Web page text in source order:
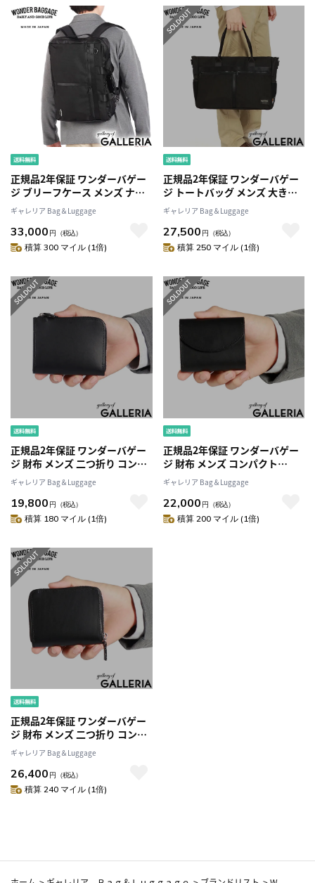
正規品2年保証 ワンダーバゲー
ジ ブリーフケース メンズ ナイ
ロン WONDER BAGGAGE ビジ
ネスバッグ 2WAY リュック ブラ
ンド 防水 大容量 軽量 出張 通勤
A4 B4 日本製 ACTIVATE 3WAY
ギャレリア Bag＆Luggage
33,000 円 （税込）
積算 300 マイル (1倍)
正規品2年保証 ワンダーバゲー
ジ トートバッグ メンズ 大きめ
A4 B4 ファスナー付き
WONDER BAGGAGE ビジネス
バッグ カジュアル ブランド 軽
い ナイロン 日本製 ACTIVATE
ギャレリア Bag＆Luggage
27,500 円 （税込）
積算 250 マイル (1倍)
正規品2年保証 ワンダーバゲー
ジ 財布 メンズ 二つ折り コンパ
クト WONDER BAGGAGE 二つ
折り財布 L字ファスナー ファス
ナー ブランド 革 小さい 小銭入
れあり 日本製 BUTTERO Lファ
ギャレリア Bag＆Luggage
19,800 円 （税込）
積算 180 マイル (1倍)
正規品2年保証 ワンダーバゲー
ジ 財布 メンズ コンパクト
WONDER BAGGAGE 三つ折り
財布 カード入れ多い ブランド
本革 革 レザー ボックス型小銭
入れ 小さい 日本製 BUTTERO 3
ギャレリア Bag＆Luggage
22,000 円 （税込）
積算 200 マイル (1倍)
正規品2年保証 ワンダーバゲー
ジ 財布 メンズ 二つ折り コンパ
クト WONDER BAGGAGE 二つ
折り財布 ラウンドファスナー
box型小銭入れ ブランド 革 小
さい 日本製 BUTTERO ラウン
ギャレリア Bag＆Luggage
26,400 円 （税込）
積算 240 マイル (1倍)